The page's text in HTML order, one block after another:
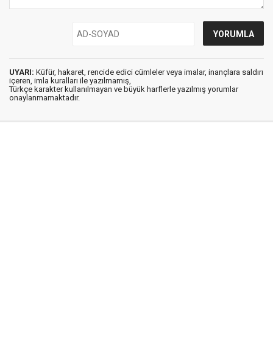
UYARI: Küfür, hakaret, rencide edici cümleler veya imalar, inançlara saldırı
içeren, imla kuralları ile yazılmamış,
Türkçe karakter kullanılmayan ve büyük harflerle yazılmış yorumlar
onaylanmamaktadır.